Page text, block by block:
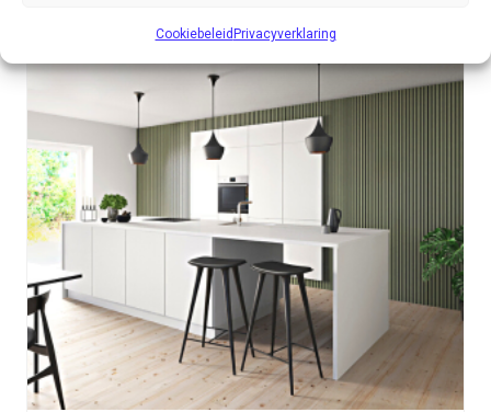
Cookiebeleid Privacyverklaring